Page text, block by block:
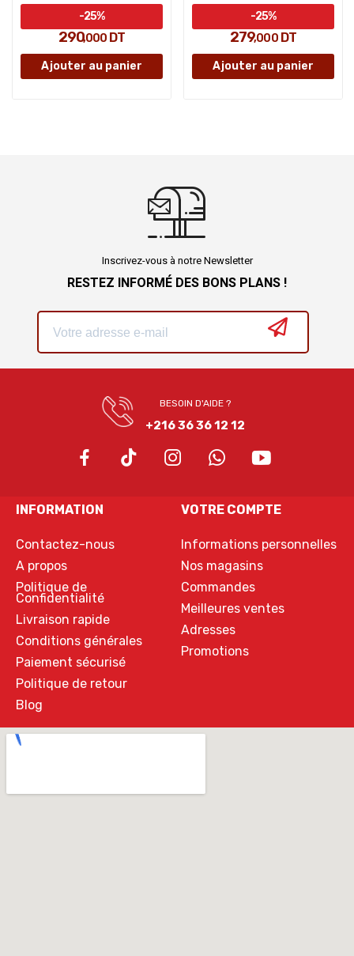
290,000 DT
-25%
Ajouter au panier
279,000DT
-25%
Ajouter au panier
Inscrivez-vous à notre Newsletter
RESTEZ INFORMÉ DES BONS PLANS !
BESOIN D'AIDE ?
+216 36 36 12 12
INFORMATION
Contactez-nous
A propos
Politique de
Confidentialité
Livraison rapide
Conditions générales
Paiement sécurisé
Politique de retour
Blog
VOTRE COMPTE
Informations personnelles
Nos magasins
Commandes
Meilleures ventes
Adresses
Promotions